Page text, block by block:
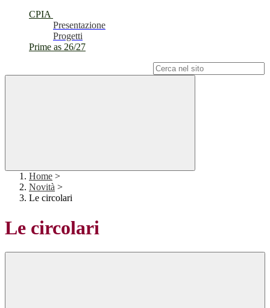
CPIA
Presentazione
Progetti
Prime as 26/27
Home >
Novità >
Le circolari
Le circolari